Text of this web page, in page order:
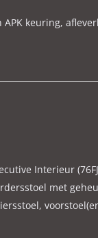
keuring,
Interieur
met